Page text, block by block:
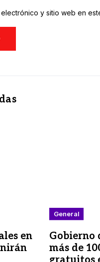
y sitio web en
en
General
Gobierno
más de